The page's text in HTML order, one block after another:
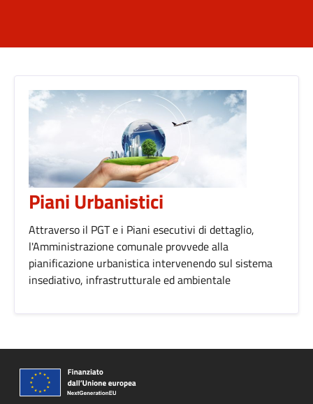
Piani Urbanistici
Attraverso il PGT e i Piani esecutivi di dettaglio,
l'Amministrazione comunale provvede alla
pianificazione urbanistica intervenendo sul sistema
insediativo, infrastrutturale ed ambientale